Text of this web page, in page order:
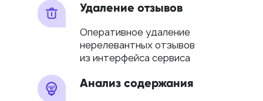
Удаление отзывов
Оперативное удаление
нерелевантных отзывов
из интерфейса сервиса
Анализ содержания